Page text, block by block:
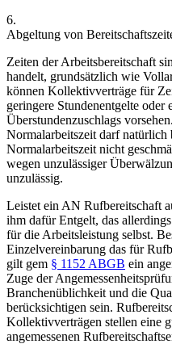
6.
Abgeltung von
Zeiten derArbeitsbereitschaft
handelt, grundsätzlich wie
können Kollektivverträge für
geringere Stundenentgelte oder
Überstundenzuschlags vorsehen.
Normalarbeitszeit darf natürlich
Normalarbeitszeit nicht
wegen unzulässiger
unzulässig.
Leistet ein AN Rufbereitschaft
ihm dafür Entgelt, das
für die Arbeitsleistung selbst.
Einzelvereinbarung das für
gilt gem § 1152 ABGB ein
Zuge der
Branchenüblichkeit und die
berücksichtigen sein.
Kollektivverträgen stellen eine
angemessenen